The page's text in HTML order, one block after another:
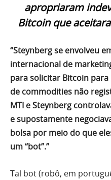
apropriaram
Bitcoin que
“Steynberg se envolveu
internacional de
para solicitar Bitcoin
de commodities não
MTI e Steynberg
e supostamente
bolsa por meio do que
um “bot”.”
Tal bot (robô, em